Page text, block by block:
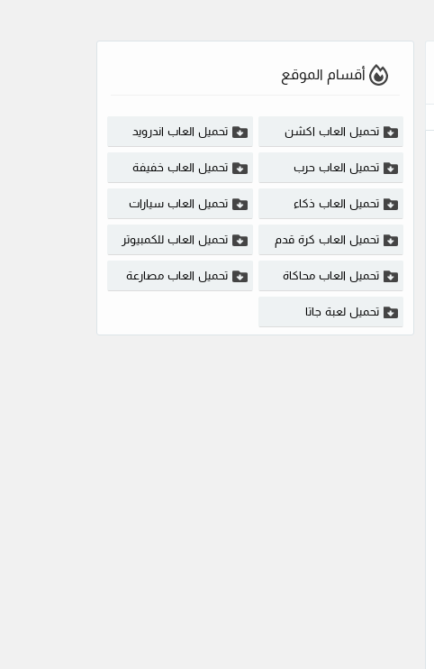
أقسام الموقع
تحميل العاب اكشن تحميل العاب اندرويد
تحميل العاب حرب تحميل العاب خفيفة
تحميل العاب ذكاء تحميل العاب سيارات
تحميل العاب كرة قدم تحميل العاب للكمبيوتر
تحميل العاب محاكاة تحميل العاب مصارعة
تحميل لعبة جاتا